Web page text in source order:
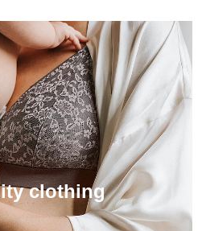
clothing